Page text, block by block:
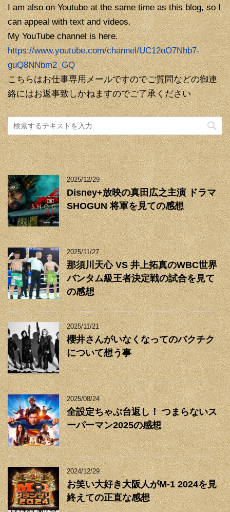
I am also on Youtube at the same time as this blog, so I
can appeal with text and videos.
My YouTube channel is here.
https://www.youtube.com/channel/UC12oO7Nhb7-
guQ8NNbm2_GQ
こちらはお仕事専用メールですのでご質問などの御連
絡にはお返事致しかねますのでご了承ください
2025/12/29
Disney+放映の真田広之主演 ドラマ
SHOGUN 将軍を見ての感想
2025/11/27
那須川天心 VS 井上拓真のWBC世界
バンタム級王者決定戦の試合を見て
の感想
2025/11/21
櫻井さんがいなくなってのバクチク
について想う事
2025/08/24
全設定ちゃぶ台返し！ つまらないス
ーパーマン2025の感想
2024/12/29
お笑い大好き大阪人がM-1 2024を見
終えての正直な感想